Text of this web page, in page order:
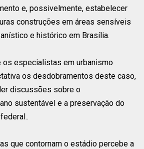
e, possivelmente, estabelecer
construções em áreas sensíveis
e histórico em Brasília.
os especialistas em urbanismo
os desdobramentos deste caso,
discussões sobre o
sustentável e a preservação do
que contornam o estádio percebe a